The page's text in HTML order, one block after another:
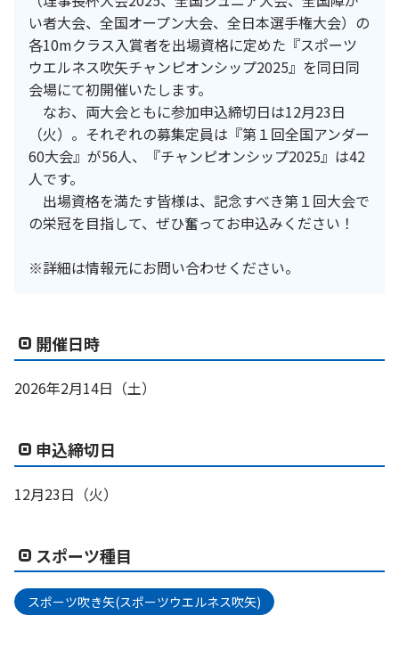
い者大会、全国オープン大会、全日本選手権大会）の
各10mクラス入賞者を出場資格に定めた『スポーツ
ウエルネス吹矢チャンピオンシップ2025』を同日同
会場にて初開催いたします。
なお、両大会ともに参加申込締切日は12月23日
（火）。それぞれの募集定員は『第１回全国アンダー
60大会』が56人、『チャンピオンシップ2025』は42
人です。
出場資格を満たす皆様は、記念すべき第１回大会で
の栄冠を目指して、ぜひ奮ってお申込みください！
※詳細は情報元にお問い合わせください。
開催日時
2026年2月14日（土）
申込締切日
12月23日（火）
スポーツ種目
スポーツ吹き矢(スポーツウエルネス吹矢)